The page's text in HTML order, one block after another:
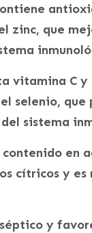
zinc, que
vitamina C y
selenio,
sistema
contenido en
cítricos y
y